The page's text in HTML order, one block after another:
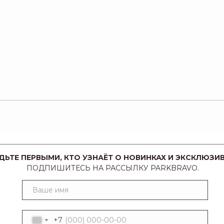
+7
ПЕРВЫМИ, КТО УЗНАЁТ О НОВИНКАХ И
ПОДПИШИТЕСЬ НА РАССЫЛКУ PARKBRAVO.